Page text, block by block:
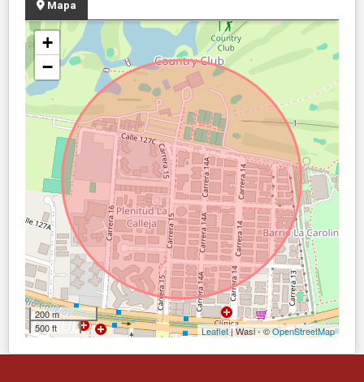
Mapa
+
−
200 m
500 ft
Leaflet| Wasi - ©OpenStreetMap